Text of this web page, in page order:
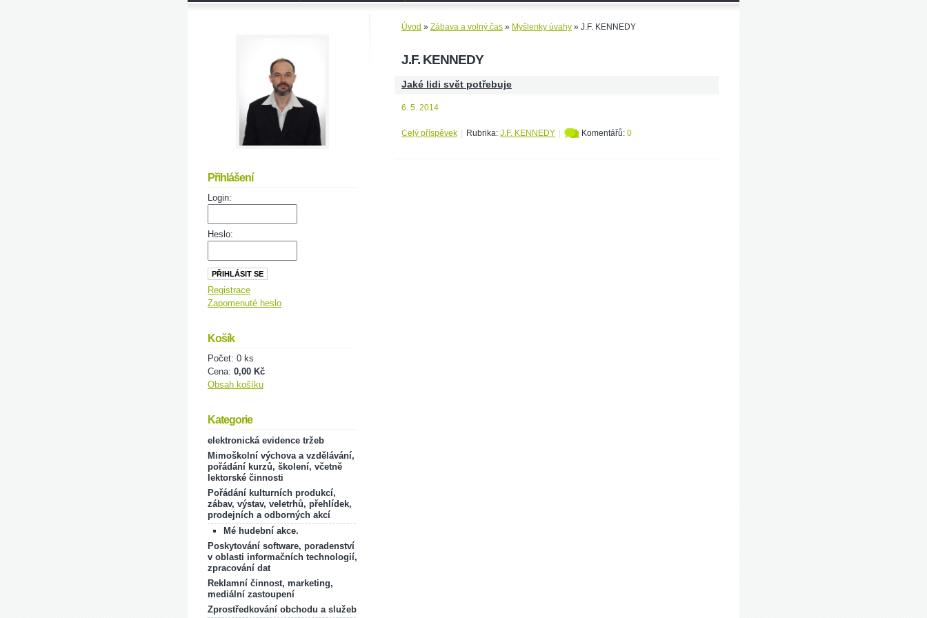
Úvod » Zábava a volný čas » Myšlenky úvahy » J.F. KENNEDY
J.F. KENNEDY
Jaké lidi svět potřebuje
6. 5. 2014
Celý příspěvek Rubrika: J.F. KENNEDY Komentářů: 0
Přihlášení
Login:
Heslo:
Registrace
Zapomenuté heslo
Košík
Počet: 0 ks
Cena: 0,00 Kč
Obsah košíku
Kategorie
elektronická evidence tržeb
Mimoškolní výchova a vzdělávání,
pořádání kurzů, školení, včetně
lektorské činnosti
Pořádání kulturních produkcí,
zábav, výstav, veletrhů, přehlídek,
prodejních a odborných akcí
Mé hudební akce.
Poskytování software, poradenství
v oblasti informačních technologií,
zpracování dat
Reklamní činnost, marketing,
mediální zastoupení
Zprostředkování obchodu a služeb